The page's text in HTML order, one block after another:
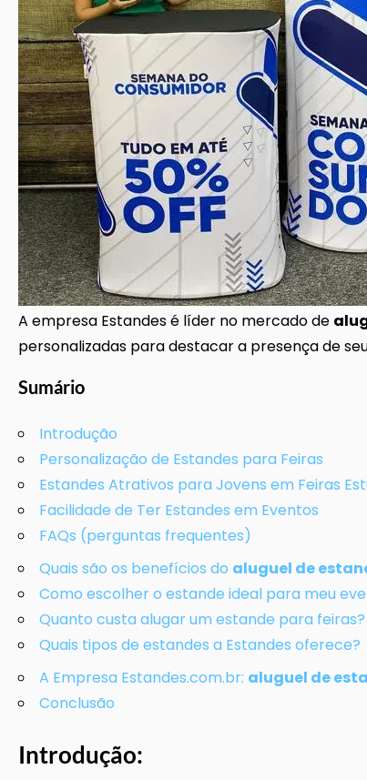
A empresa Estandes é líder no mercado de
personalizadas para destacar a presença de
Sumário
Introdução
Personalização de Estandes para Feiras
Estandes Atrativos para Jovens em Feiras
Facilidade de Ter Estandes em Eventos
FAQs (perguntas frequentes)
Quais são os benefícios do aluguel de
Como escolher o estande ideal para meu
Quanto custa alugar um estande para feiras?
Quais tipos de estandes a Estandes oferece?
A Empresa Estandes.com.br: aluguel de
Conclusão
Introdução: